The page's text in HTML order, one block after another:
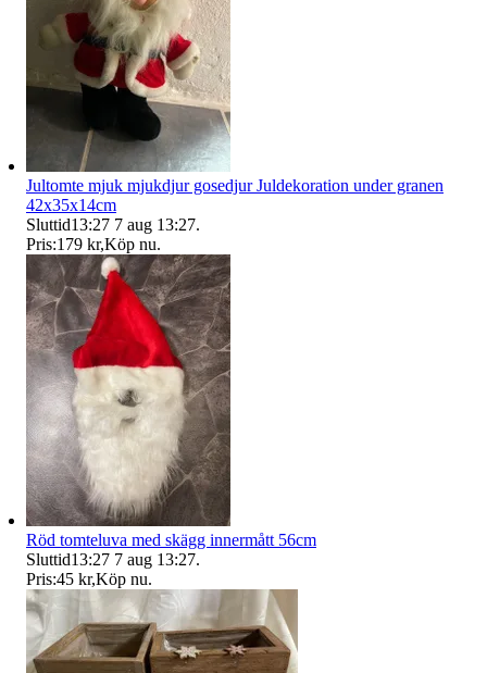
Jultomte mjuk mjukdjur gosedjur Juldekoration under granen
42x35x14cm
Sluttid13:27 7 aug 13:27.
Pris:179 kr,Köp nu.
Röd tomteluva med skägg innermått 56cm
Sluttid13:27 7 aug 13:27.
Pris:45 kr,Köp nu.